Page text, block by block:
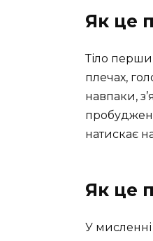
Як це
Тіло
плечах,
навпаки,
натискає
Як це
У